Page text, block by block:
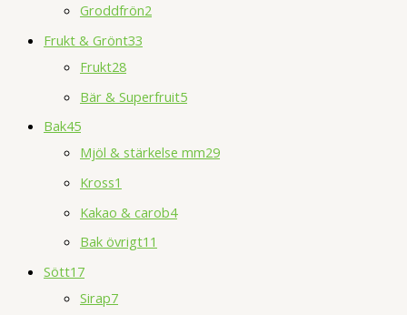
Groddfrön2
Frukt & Grönt33
Frukt28
Bär & Superfruit5
Bak45
Mjöl & stärkelse mm29
Kross1
Kakao & carob4
Bak övrigt11
Sött17
Sirap7